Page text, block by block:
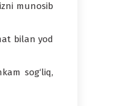
munosib
bilan yod
sog‘liq,